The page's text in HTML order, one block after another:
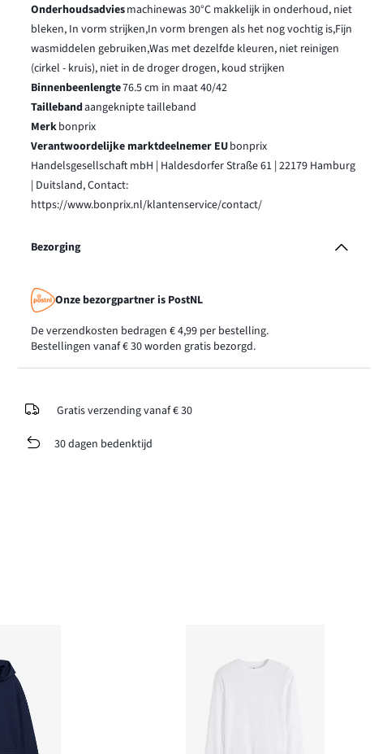
Onderhoudsadviesmachinewas 30°C makkelijk in onderhoud, niet
bleken, In vorm strijken,In vorm brengen als het nog vochtig is,Fijn
wasmiddelen gebruiken,Was met dezelfde kleuren, niet reinigen
(cirkel - kruis), niet in de droger drogen, koud strijken
Binnenbeenlengte76.5 cm in maat 40/42
Taillebandaangeknipte tailleband
Merkbonprix
Verantwoordelijke marktdeelnemer EUbonprix
Handelsgesellschaft mbH | Haldesdorfer Straße 61 | 22179 Hamburg
| Duitsland, Contact:
https://www.bonprix.nl/klantenservice/contact/
Bezorging
Onze bezorgpartner is PostNL
De verzendkosten bedragen € 4,99 per bestelling.
Bestellingen vanaf € 30 worden gratis bezorgd.
Gratis verzending vanaf € 30
30 dagen bedenktijd